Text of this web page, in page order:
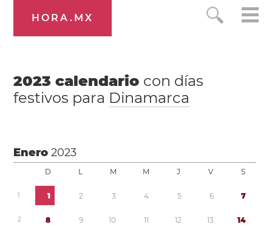
HORA.MX
2023 calendario con días
festivos para Dinamarca
Enero2023
D L M M J V S
1 1 2 3 4 5 6 7
2 8 9 10 11 12 13 14